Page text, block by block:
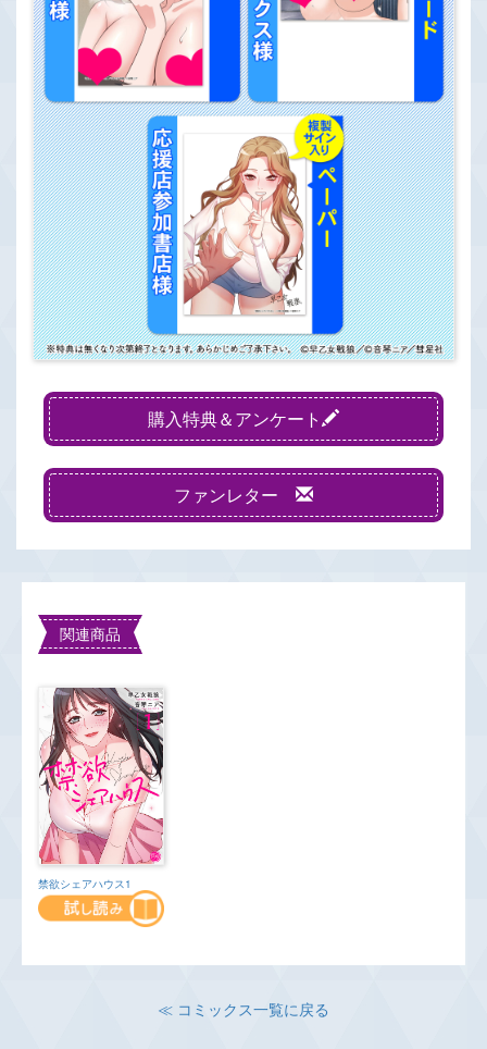
購入特典＆アンケート
ファンレター
関連商品
禁欲シェアハウス1
≪ コミックス一覧に戻る